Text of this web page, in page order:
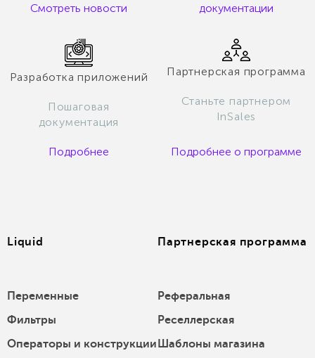
Смотреть новости
документации
Разработка приложений
Пошаговая
документация
Подробнее
Партнерская программа
Станьте партнером
InSales
Подробнее о программе
Liquid
Переменные
Фильтры
Операторы и конструкции
Партнерская программа
Реферальная
Реселлерская
Шаблоны магазина